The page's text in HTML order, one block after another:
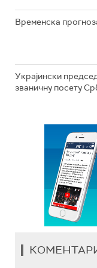
Временска
Украјински
званичну посету